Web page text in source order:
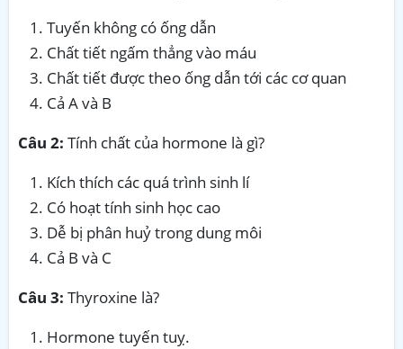
Tuyến không có ống dẫn
Chất tiết ngấm thẳng vào máu
Chất tiết được theo ống dẫn tới các cơ quan
Cả A và B
Câu 2: Tính chất của hormone là gì?
Kích thích các quá trình sinh lí
Có hoạt tính sinh học cao
Dễ bị phân huỷ trong dung môi
Cả B và C
Câu 3: Thyroxine là?
Hormone tuyến tuỵ.